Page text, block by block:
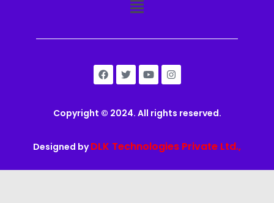
Copyright © 2024. All rights reserved.
Designed byDLK Technologies Private Ltd.,